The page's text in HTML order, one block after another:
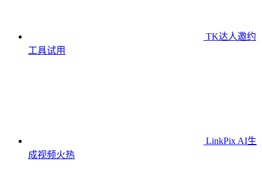
TK达人邀约
工具试用
LinkPix AI生
成视频火热